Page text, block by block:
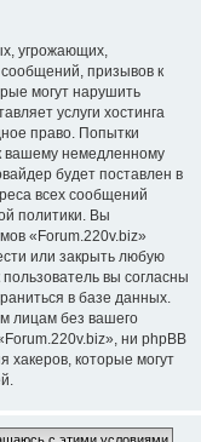
угрожающих,
призывов к
могут нарушить
услуги хостинга
право. Попытки
вашему немедленному
будет поставлен в
всех сообщений
политики. Вы
«Forum.220v.biz»
или закрыть любую
вы согласны
в базе данных.
лицам без вашего
ни phpBB
хакеров, которые могут